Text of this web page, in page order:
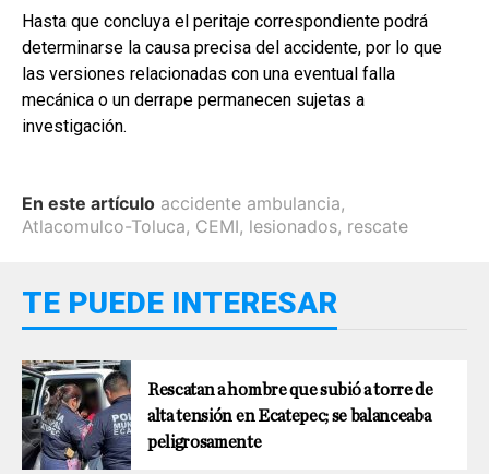
Hasta que concluya el peritaje correspondiente podrá
determinarse la causa precisa del accidente, por lo que
las versiones relacionadas con una eventual falla
mecánica o un derrape permanecen sujetas a
investigación.
En este artículo accidente ambulancia,
Atlacomulco-Toluca, CEMI, lesionados, rescate
TE PUEDE INTERESAR
Rescatan a hombre que subió a torre de
alta tensión en Ecatepec; se balanceaba
peligrosamente